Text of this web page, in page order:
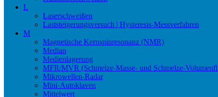
L
Laserschweißen
Laststeigerungsversuch | Hysteresis-Messverfahren
M
Magnetische Kernspinresonanz (NMR)
Median
Medienlagerung
MFR/MVR (Schmelze-Masse- und Schmelze-
Mikrowellen-Radar
Mini-Autoklaven
Mittelwert